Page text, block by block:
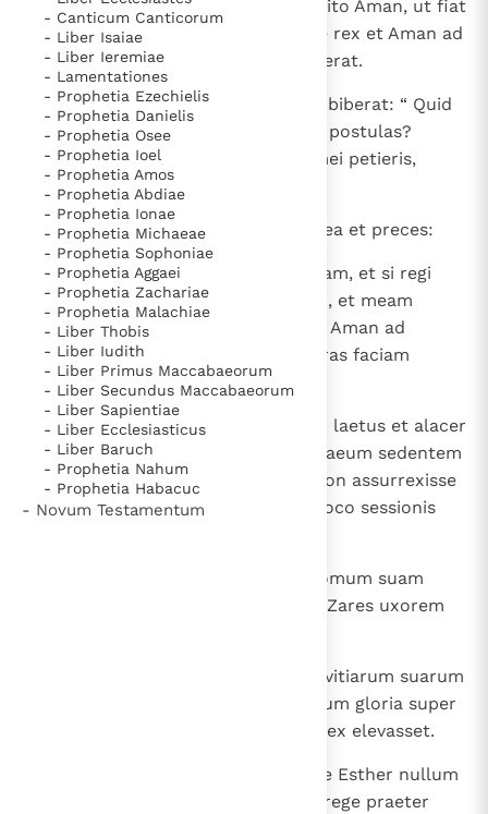
Paus Leo XIV in Pavia: "De stad is zowel een gave als
een taak"
Paus in Pavia: St. Augustinus toont ons de noodzaak om
"naar het innerlijk" toe te keren.
RK Documenten stelt heel veel belangrijke
kerkelijke documenten van de Rooms
Katholieke Kerk in het Nederlands beschikbaar
en is volledig afhankelijk van donaties.
Ik help mee!
- Canticum Canticorum
- Liber Isaiae
- Liber Ieremiae
- Lamentationes
- Prophetia Ezechielis
- Prophetia Danielis
- Prophetia Osee
- Prophetia Ioel
- Prophetia Amos
- Prophetia Abdiae
- Prophetia Ionae
- Prophetia Michaeae
- Prophetia Sophoniae
- Prophetia Aggaei
- Prophetia Zachariae
- Prophetia Malachiae
- Liber Thobis
- Liber Iudith
- Liber Primus Maccabaeorum
- Liber Secundus Maccabaeorum
- Liber Sapientiae
- Liber Ecclesiasticus
- Liber Baruch
- Prophetia Nahum
- Prophetia Habacuc
- Novum Testamentum
Statimque rex: “ Vocate, inquit, cito Aman, ut fiat
verbum Esther ”. Venerunt itaque rex et Aman ad
convivium, quod eis regina paraverat.
Dixitque ei rex, postquam vinum biberat: “ Quid
petis, ut detur tibi, et pro qua re postulas?
Etiamsi dimidiam partem regni mei petieris,
impetrabis ”.
Cui respondit Esther: “ Petitio mea et preces:
Si inveni in conspectu regis gratiam, et si regi
placet, ut det mihi, quod postulo, et meam
impleat petitionem, veniat rex et Aman ad
convivium, quod parabo eis, et cras faciam
secundum verbum regis ”.
Egressus est itaque illo die Aman laetus et alacer
corde. Cumque vidisset Mardochaeum sedentem
in foribus palatii, et non solum non assurrexisse
sibi, sed nec motum quidem de loco sessionis
Et, dissimulata ira, reversus in domum suam
convocavit ad se amicos suos et Zares uxorem
et exposuit illis magnitudinem divitiarum suarum
filiorumque turbam, et quanta eum gloria super
omnes principes et servos suos rex elevasset.
Et post haec ait: “ Regina quoque Esther nullum
alium vocavit ad convivium cum rege praeter